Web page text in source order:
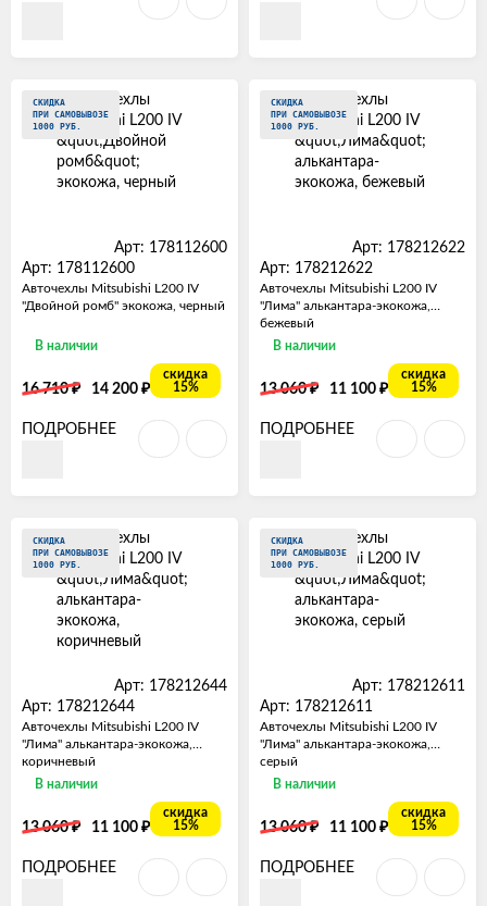
СКИДКА
ПРИ САМОВЫВОЗЕ
1000 РУБ.
Арт: 178112600
Арт: 178112600
Авточехлы Mitsubishi L200 IV
"Двойной ромб" экокожа, черный
В наличии
16 710₽ 14 200 ₽
скидка
15%
ПОДРОБНЕЕ
СКИДКА
ПРИ САМОВЫВОЗЕ
1000 РУБ.
Арт: 178212622
Арт: 178212622
Авточехлы Mitsubishi L200 IV
"Лима" алькантара-экокожа,
бежевый
В наличии
13 060₽ 11 100 ₽
скидка
15%
ПОДРОБНЕЕ
СКИДКА
ПРИ САМОВЫВОЗЕ
1000 РУБ.
Арт: 178212644
Арт: 178212644
Авточехлы Mitsubishi L200 IV
"Лима" алькантара-экокожа,
коричневый
В наличии
13 060₽ 11 100 ₽
скидка
15%
ПОДРОБНЕЕ
СКИДКА
ПРИ САМОВЫВОЗЕ
1000 РУБ.
Арт: 178212611
Арт: 178212611
Авточехлы Mitsubishi L200 IV
"Лима" алькантара-экокожа,
серый
В наличии
13 060₽ 11 100 ₽
скидка
15%
ПОДРОБНЕЕ